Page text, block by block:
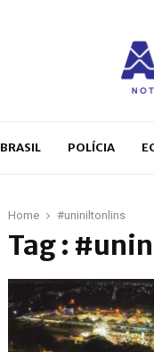
BRASIL POLÍCIA
Home #uniniltonlins
Tag :